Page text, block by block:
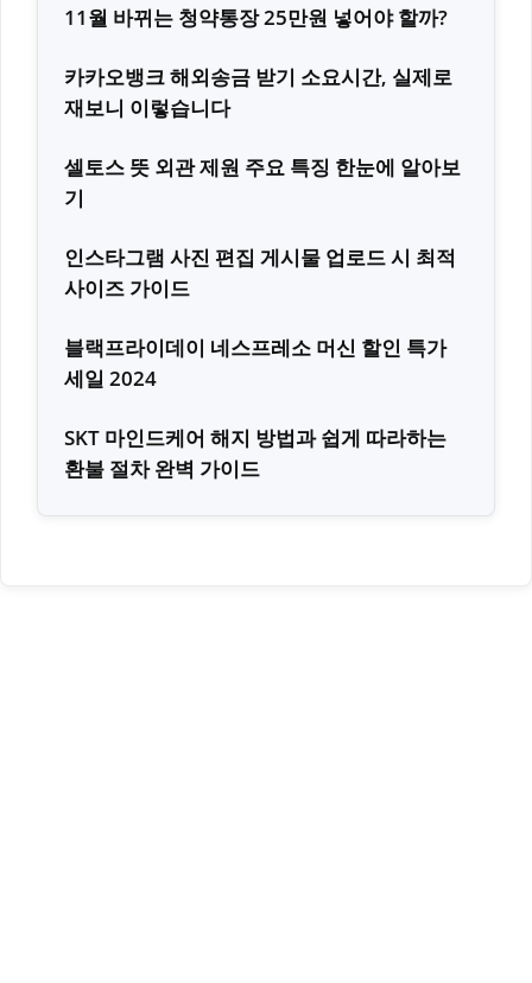
11월 바뀌는 청약통장 25만원 넣어야 할까?
카카오뱅크 해외송금 받기 소요시간, 실제로
재보니 이렇습니다
셀토스 뜻 외관 제원 주요 특징 한눈에 알아보
기
인스타그램 사진 편집 게시물 업로드 시 최적
사이즈 가이드
블랙프라이데이 네스프레소 머신 할인 특가
세일 2024
SKT 마인드케어 해지 방법과 쉽게 따라하는
환불 절차 완벽 가이드